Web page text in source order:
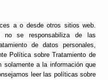
a o desde otros sitios web.
no se responsabiliza de las
de datos personales,
Política sobre Tratamiento de
solamente a la información que
leer las políticas sobre